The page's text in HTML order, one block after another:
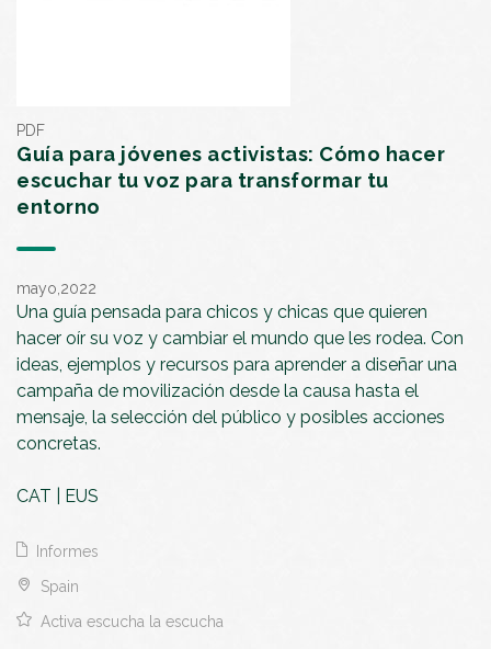
PDF
Guía para jóvenes activistas: Cómo hacer
escuchar tu voz para transformar tu
entorno
mayo,2022
Una guía pensada para chicos y chicas que quieren
hacer oír su voz y cambiar el mundo que les rodea. Con
ideas, ejemplos y recursos para aprender a diseñar una
campaña de movilización desde la causa hasta el
mensaje, la selección del público y posibles acciones
concretas.
CAT EUS
Informes
Spain
Activa escucha la escucha